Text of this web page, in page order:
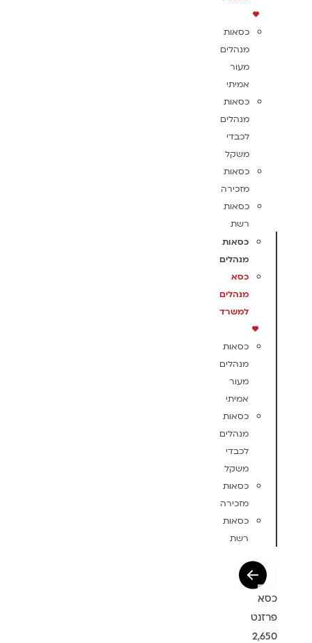
כסאות
מנהלים
מעור
אמיתי
כסאות
מנהלים
לכבדי
משקל
כסאות
מזכירה
כסאות
רשת
כסאות
מנהלים
כסא
מנהלים
למשרד
כסאות
מנהלים
מעור
אמיתי
כסאות
מנהלים
לכבדי
משקל
כסאות
מזכירה
כסאות
רשת
כסא
פרזנט
2,650